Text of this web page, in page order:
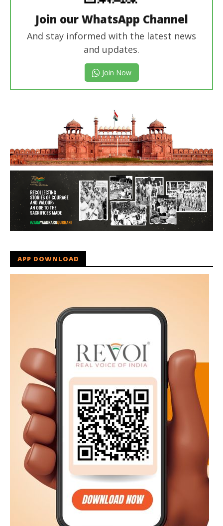
Join our WhatsApp Channel
And stay informed with the latest news
and updates.
Join Now
APP DOWNLOAD